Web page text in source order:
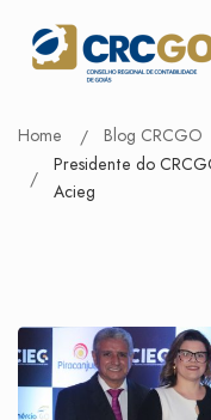
Home Blog CRCGO
Presidente do
Acieg